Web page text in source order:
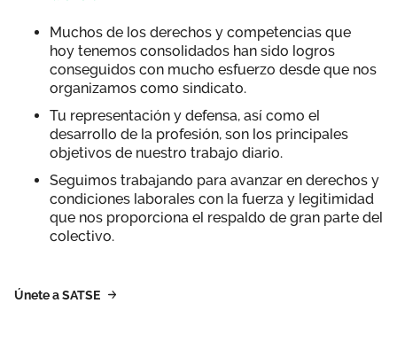
Muchos de los derechos y competencias que
hoy tenemos consolidados han sido logros
conseguidos con mucho esfuerzo desde que nos
organizamos como sindicato.
Tu representación y defensa, así como el
desarrollo de la profesión, son los principales
objetivos de nuestro trabajo diario.
Seguimos trabajando para avanzar en derechos y
condiciones laborales con la fuerza y legitimidad
que nos proporciona el respaldo de gran parte del
colectivo.
Únete a SATSE